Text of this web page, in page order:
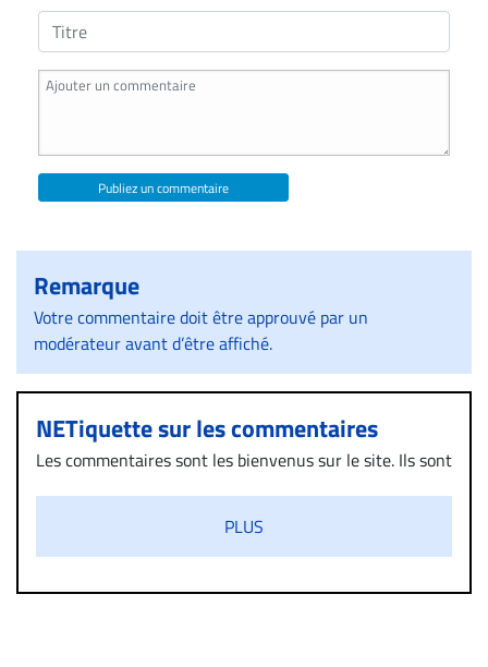
Publiez un commentaire
Remarque
Votre commentaire doit être approuvé par un
modérateur avant d’être affiché.
NETiquette sur les commentaires
Les commentaires sont les bienvenus sur le site. Ils sont
diffamatoire. Si malgré cette politique de modération,
un commentaire publié sur le site vous dérange, prenez
immédiatement contact par courriel (info@droit-
PLUS